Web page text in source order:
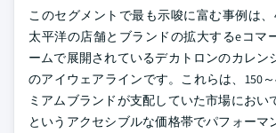
このセグメントで最も示唆に富む事例は
太平洋の店舗とブランドの拡大するeコマ
ームで展開されているデカトロンのカレン
のアイウェアラインです。これらは、150
ミアムブランドが支配していた市場におい
というアクセシブルな価格帯でパフォーマ